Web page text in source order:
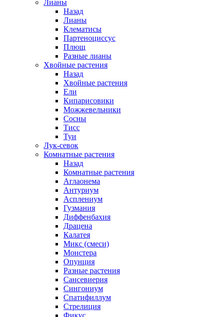
Лианы
Назад
Лианы
Клематисы
Партеноциссус
Плющ
Разные лианы
Хвойные растения
Назад
Хвойные растения
Ели
Кипарисовики
Можжевельники
Сосны
Тисс
Туи
Лук-севок
Комнатные растения
Назад
Комнатные растения
Аглаонема
Антуриум
Асплениум
Гузмания
Диффенбахия
Драцена
Калатея
Микс (смеси)
Монстера
Опунция
Разные растения
Сансевиерия
Сингониум
Спатифиллум
Стрелиция
Фикус